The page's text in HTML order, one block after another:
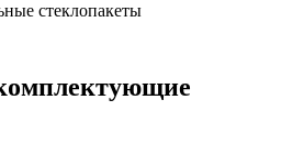
стеклопакеты